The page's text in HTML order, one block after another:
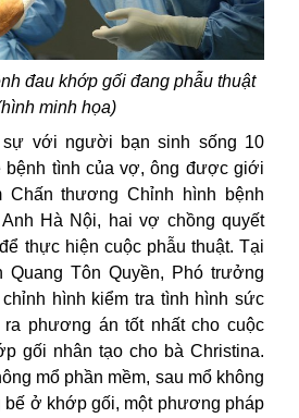
đau khớp gối đang phẫu thuật
minh họa)
sự với người bạn sinh sống 10
bệnh tình của vợ, ông được giới
Chấn thương Chỉnh hình bệnh
Hà Nội, hai vợ chồng quyết
thực hiện cuộc phẫu thuật. Tại
Quang Tôn Quyền, Phó trưởng
hình kiểm tra tình hình sức
ra phương án tốt nhất cho cuộc
gối nhân tạo cho bà Christina.
mổ phần mềm, sau mổ không
bế ở khớp gối, một phương pháp